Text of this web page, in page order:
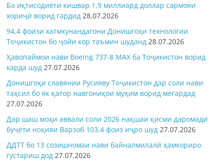
Ба иқтисодиёти кишвар 1,9 миллиард доллар сармояи
хориҷӣ ворид гардид 28.07.2026
94,4 фоизи хатмкунандагони Донишгоҳи технологии
Тоҷикистон бо ҷойи кор таъмин шуданд 28.07.2026
Ҳавопаймои нави Boeing 737-8 MAX ба Тоҷикистон ворид
карда шуд 27.07.2026
Донишгоҳи славянии Русияву Тоҷикистон дар соли нави
таҳсил бо як қатор навгониҳои муҳим ворид мегардад
27.07.2026
Дар шаш моҳи аввали соли 2026 нақшаи қисми даромади
буҷети ноҳияи Варзоб 103,4 фоиз иҷро шуд 27.07.2026
ДДТТ бо 13 созишномаи нави байналмилалӣ ҳамкориро
густариш дод 27.07.2026